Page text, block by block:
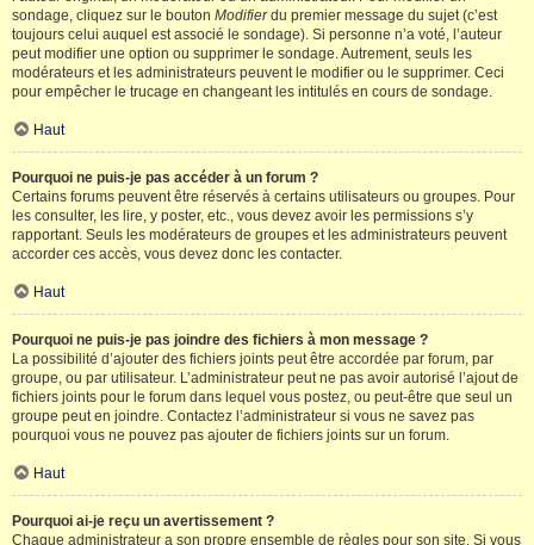
sondage, cliquez sur le bouton Modifierdu premier message du sujet (c’est
toujours celui auquel est associé le sondage). Si personne n’a voté, l’auteur
peut modifier une option ou supprimer le sondage. Autrement, seuls les
modérateurs et les administrateurs peuvent le modifier ou le supprimer. Ceci
pour empêcher le trucage en changeant les intitulés en cours de sondage.
Haut
Pourquoi ne puis-je pas accéder à un forum ?
Certains forums peuvent être réservés à certains utilisateurs ou groupes. Pour
les consulter, les lire, y poster, etc., vous devez avoir les permissions s’y
rapportant. Seuls les modérateurs de groupes et les administrateurs peuvent
accorder ces accès, vous devez donc les contacter.
Haut
Pourquoi ne puis-je pas joindre des fichiers à mon message ?
La possibilité d’ajouter des fichiers joints peut être accordée par forum, par
groupe, ou par utilisateur. L’administrateur peut ne pas avoir autorisé l’ajout de
fichiers joints pour le forum dans lequel vous postez, ou peut-être que seul un
groupe peut en joindre. Contactez l’administrateur si vous ne savez pas
pourquoi vous ne pouvez pas ajouter de fichiers joints sur un forum.
Haut
Pourquoi ai-je reçu un avertissement ?
Chaque administrateur a son propre ensemble de règles pour son site. Si vous